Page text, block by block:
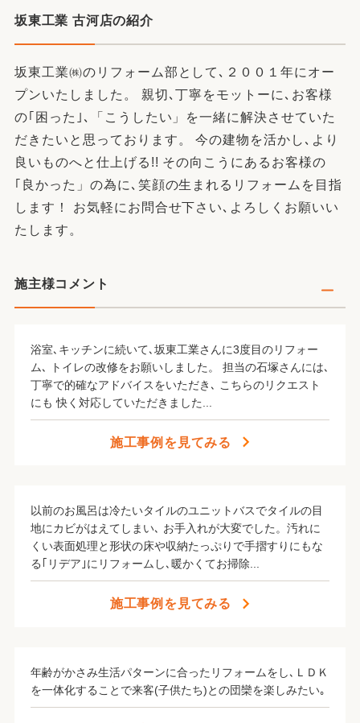
坂東工業 古河店の紹介
坂東工業㈱のリフォーム部として､２００１年にオー
プンいたしました。 親切､丁寧をモットーに､お客様
の｢困った｣､「こうしたい」を一緒に解決させていた
だきたいと思っております。 今の建物を活かし､より
良いものへと仕上げる!! その向こうにあるお客様の
｢良かった」の為に､笑顔の生まれるリフォームを目指
します！ お気軽にお問合せ下さい､よろしくお願いい
たします。
施主様コメント
浴室､キッチンに続いて､坂東工業さんに3度目のリフォー
ム､ トイレの改修をお願いしました。 担当の石塚さんには､
丁寧で的確なアドバイスをいただき､ こちらのリクエスト
にも 快く対応していただきました...
施工事例を見てみる
以前のお風呂は冷たいタイルのユニットバスでタイルの目
地にカビがはえてしまい､ お手入れが大変でした。汚れに
くい表面処理と形状の床や収納たっぷりで手摺すりにもな
る｢リデア｣にリフォームし､暖かくてお掃除...
施工事例を見てみる
年齢がかさみ生活パターンに合ったリフォームをし､ＬＤＫ
を一体化することで来客(子供たち)との団欒を楽しみたい｡